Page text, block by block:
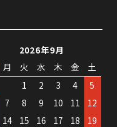
2026年9月
月 火 水 木 金
土
1
2 3 4
5
7 8 9 10 11
12
14 15 16 17 18
19